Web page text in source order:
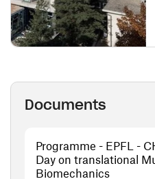
Documents
Programme - EPFL -
Day on translational
Biomechanics(ouvre